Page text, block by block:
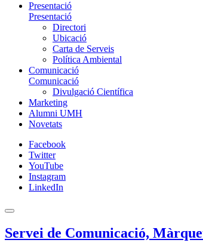
Presentació
Presentació
Directori
Ubicació
Carta de Serveis
Política Ambiental
Comunicació
Comunicació
Divulgació Científica
Marketing
Alumni UMH
Novetats
Facebook
Twitter
YouTube
Instagram
LinkedIn
Servei de Comunicació,